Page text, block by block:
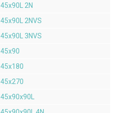
45x90L 2N
45x90L 2NVS
45x90L 3NVS
45x90
45x180
45x270
45x90x90L